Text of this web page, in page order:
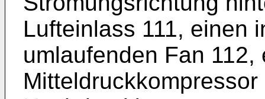
Lufteinlass 111, einen
umlaufenden Fan 112,
Mitteldruckkompressor